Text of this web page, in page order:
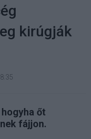
kirúgják
őt
fájjon.